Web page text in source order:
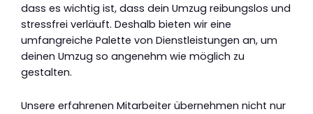
dass es wichtig ist, dass dein Umzug reibungslos und
stressfrei verläuft. Deshalb bieten wir eine
umfangreiche Palette von Dienstleistungen an, um
deinen Umzug so angenehm wie möglich zu
gestalten.
Unsere erfahrenen Mitarbeiter übernehmen nicht nur